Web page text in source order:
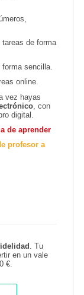
de forma
sencilla.
online.
vez hayas
, con
digital.
de aprender
profesor a
. Tu
en un vale
€.